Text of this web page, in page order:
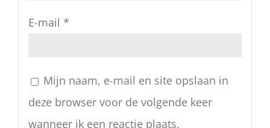
E-mail *
Mijn naam, e-mail en site opslaan in
deze browser voor de volgende keer
wanneer ik een reactie plaats.